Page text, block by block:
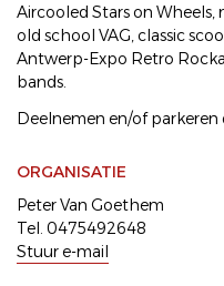
Aircooled Stars on Wheels,
old school VAG, classic
Antwerp-Expo Retro
bands.
Deelnemen en/of parkeren
ORGANISATIE
Peter Van Goethem
Tel. 0475492648
Stuur e-mail